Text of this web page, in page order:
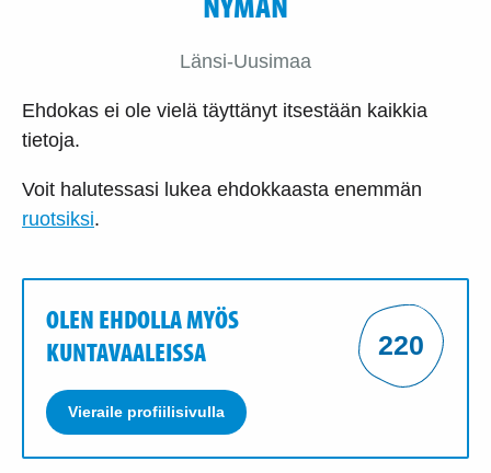
Länsi-Uusimaa
Ehdokas ei ole vielä täyttänyt itsestään kaikkia
tietoja.
Voit halutessasi lukea ehdokkaasta enemmän
ruotsiksi.
OLEN EHDOLLA MYÖS
KUNTAVAALEISSA
Vieraile profiilisivulla
220